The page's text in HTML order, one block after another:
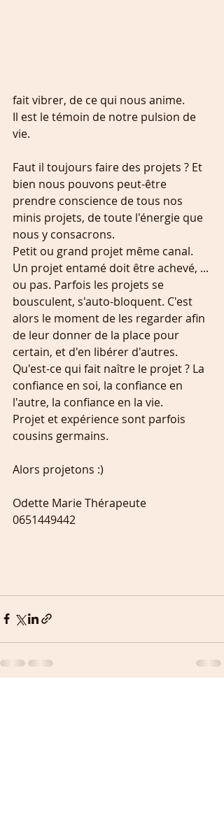
fait vibrer, de ce qui nous anime.
Il est le témoin de notre pulsion de
vie.
Faut il toujours faire des projets ? Et
bien nous pouvons peut-être
prendre conscience de tous nos
minis projets, de toute l'énergie que
nous y consacrons.
Petit ou grand projet même canal.
Un projet entamé doit être achevé, ...
ou pas. Parfois les projets se
bousculent, s'auto-bloquent. C'est
alors le moment de les regarder afin
de leur donner de la place pour
certain, et d'en libérer d'autres.
Qu'est-ce qui fait naître le projet ? La
confiance en soi, la confiance en
l'autre, la confiance en la vie.
Projet et expérience sont parfois
cousins germains.
Alors projetons :)
Odette Marie Thérapeute
0651449442